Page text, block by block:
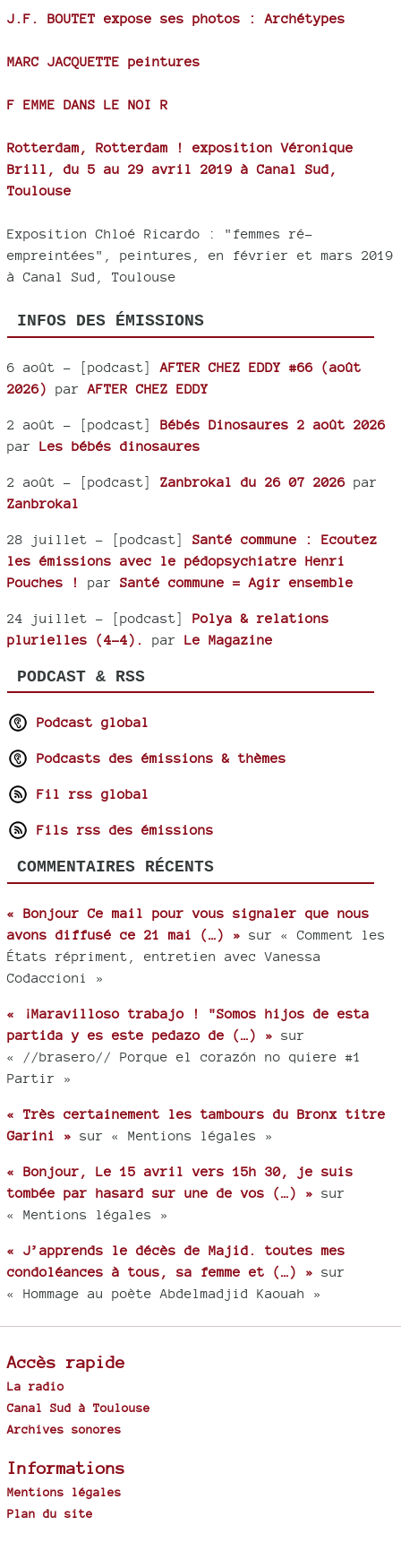
J.F. BOUTET expose ses photos : Archétypes
MARC JACQUETTE peintures
F EMME DANS LE NOI R
Rotterdam, Rotterdam ! exposition Véronique
Brill, du 5 au 29 avril 2019 à Canal Sud,
Toulouse
Exposition Chloé Ricardo : "femmes ré-
empreintées", peintures, en février et mars 2019
à Canal Sud, Toulouse
INFOS DES ÉMISSIONS
6 août - [podcast] AFTER CHEZ EDDY #66 (août
2026)
par AFTER CHEZ EDDY
2 août - [podcast] Bébés Dinosaures 2 août 2026
par Les bébés dinosaures
2 août - [podcast] Zanbrokal du 26 07 2026 par
Zanbrokal
28 juillet - [podcast] Santé commune : Ecoutez
les émissions avec le pédopsychiatre Henri
Pouches !
par Santé commune = Agir ensemble
24 juillet - [podcast] Polya & relations
plurielles (4-4).
par Le Magazine
PODCAST & RSS
Podcast global
Podcasts des émissions & thèmes
Fil rss global
Fils rss des émissions
COMMENTAIRES RÉCENTS
« Bonjour Ce mail pour vous signaler que nous
avons diffusé ce 21 mai (…) » sur « Comment les
États répriment, entretien avec Vanessa
Codaccioni »
« ¡Maravilloso trabajo ! "Somos hijos de esta
partida y es este pedazo de (…) » sur
« //brasero// Porque el corazón no quiere #1
Partir »
« Très certainement les tambours du Bronx titre
Garini » sur « Mentions légales »
« Bonjour, Le 15 avril vers 15h 30, je suis
tombée par hasard sur une de vos (…) » sur
« Mentions légales »
« J’apprends le décès de Majid. toutes mes
condoléances à tous, sa femme et (…) » sur
« Hommage au poète Abdelmadjid Kaouah »
Accès rapide
La radio
Canal Sud à Toulouse
Archives sonores
Informations
Mentions légales
Plan du site